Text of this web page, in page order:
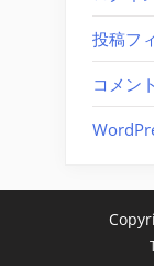
投稿フ
コメン